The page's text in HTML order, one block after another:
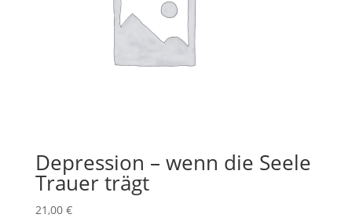
Depression – wenn die Seele
Trauer trägt
21,00 €